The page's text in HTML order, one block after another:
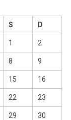
S D
1 2
8 9
15 16
22 23
29 30